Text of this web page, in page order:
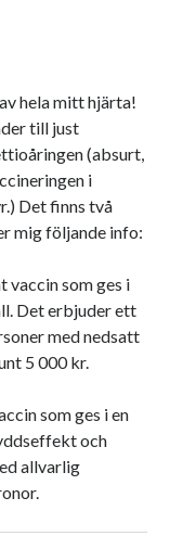
hela mitt hjärta!
till just
(absurt,
i
Det finns två
mig följande info:
som ges i
Det erbjuder ett
med nedsatt
5 000 kr.
som ges i en
och
allvarlig